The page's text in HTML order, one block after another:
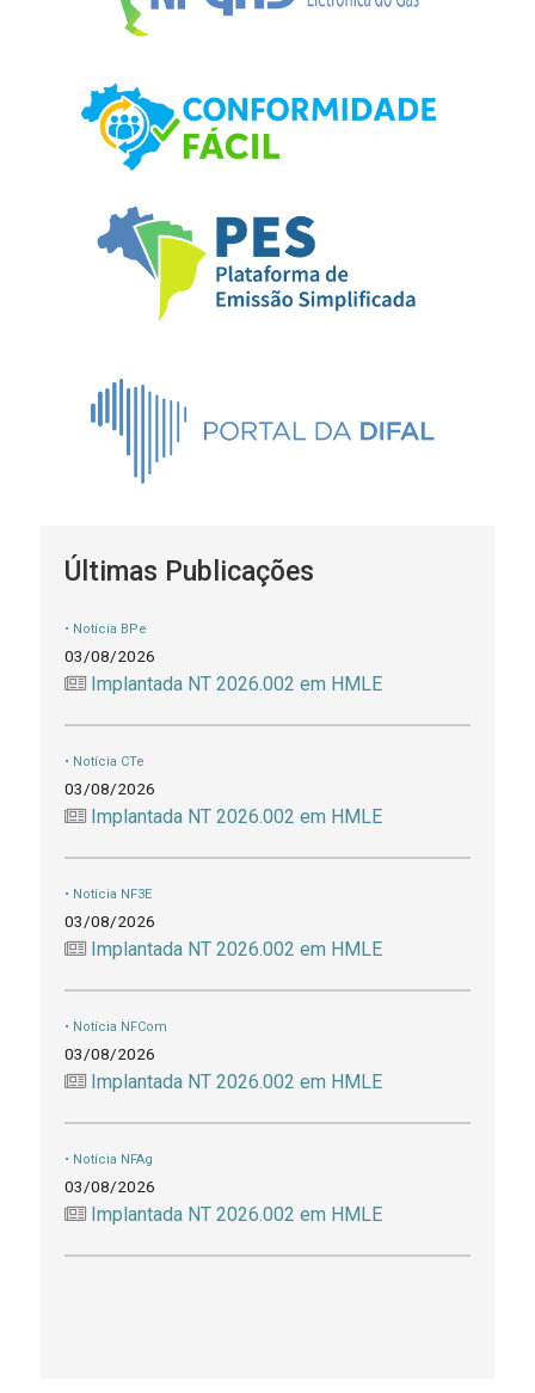
Últimas Publicações
• Notícia BPe
03/08/2026
Implantada NT 2026.002 em HMLE
• Notícia CTe
03/08/2026
Implantada NT 2026.002 em HMLE
• Notícia NF3E
03/08/2026
Implantada NT 2026.002 em HMLE
• Notícia NFCom
03/08/2026
Implantada NT 2026.002 em HMLE
• Notícia NFAg
03/08/2026
Implantada NT 2026.002 em HMLE